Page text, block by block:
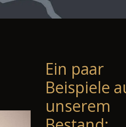
Ein paar
Beispiele
unserem